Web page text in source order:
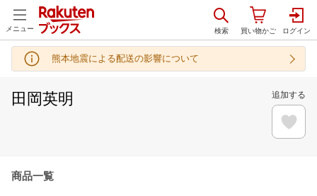
メニュー
熊本地震による配送の影響について
田岡英明 追加する
商品一覧